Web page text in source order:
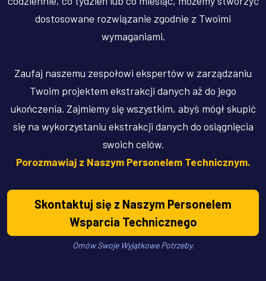
dostosowane rozwiązanie zgodnie z Twoimi
wymaganiami.
Zaufaj naszemu zespołowi ekspertów w zarządzaniu
Twoim projektem ekstrakcji danych aż do jego
ukończenia. Zajmiemy się wszystkim, abyś mógł skupić
się na wykorzystaniu ekstrakcji danych do osiągnięcia
swoich celów.
Porozmawiaj z Naszym Personelem Technicznym.
Skontaktuj się z Naszym Personelem
Wsparcia Technicznego
Omów Swoje Wyjątkowe Potrzeby.